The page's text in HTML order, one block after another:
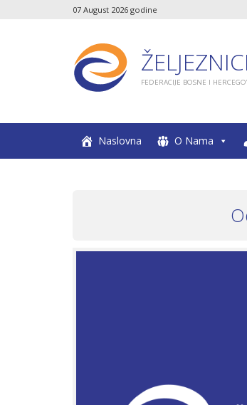
07 August 2026 godine
FEDERACIJE BOSNE I
Naslovna O Nama